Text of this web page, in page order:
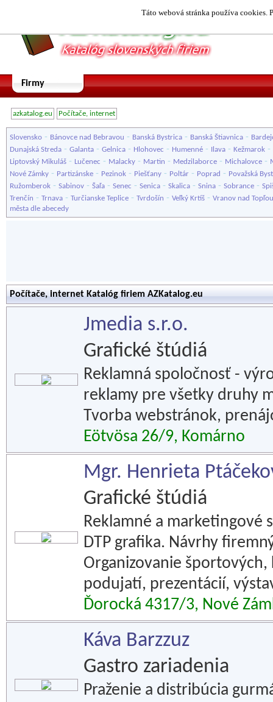
Táto webová stránka používa cookies.
Firmy
azkatalog.eu Počítače, internet
Slovensko - Bánovce nad Bebravou - Banská Bystrica - Banská Štiavnica -
Dunajská Streda - Galanta - Gelnica - Hlohovec - Humenné - Ilava - Kežmarok -
Liptovský Mikuláš - Lučenec - Malacky - Martin - Medzilaborce - Michalovce -
Nové Zámky - Partizánske - Pezinok - Piešťany - Poltár - Poprad - Považská
Ružomberok - Sabinov - Šaľa - Senec - Senica - Skalica - Snina - Sobrance -
Trenčín - Trnava - Turčianske Teplice - Tvrdošín - Veľký Krtíš - Vranov nad Topľou
města dle abecedy
Počítače, internet Katalóg firiem AZKatalog.eu
Jmedia s.r.o.
Grafické štúdiá
Reklamná spoločnosť -
reklamy pre všetky druhy
Tvorba webstránok,
Eötvösa 26/9, Komárno
Mgr. Henrieta
Grafické štúdiá
Reklamné a marketingové
DTP grafika. Návrhy
Organizovanie
podujatí, prezentácií,
Ďorocká 4317/3, Nové
Káva Barzzuz
Gastro zariadenia
Praženie a distribúcia